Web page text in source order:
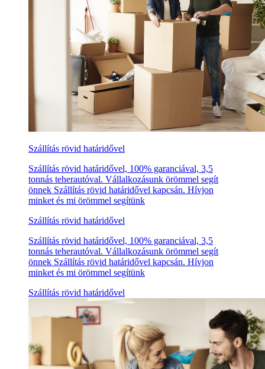
Szállítás rövid határidővel
Szállítás rövid határidővel, 100% garanciával, 3,5
tonnás teherautóval. Vállalkozásunk örömmel segít
önnek Szállítás rövid határidővel kapcsán. Hívjon
minket és mi örömmel segítünk
Szállítás rövid határidővel
Szállítás rövid határidővel, 100% garanciával, 3,5
tonnás teherautóval. Vállalkozásunk örömmel segít
önnek Szállítás rövid határidővel kapcsán. Hívjon
minket és mi örömmel segítünk
Szállítás rövid határidővel